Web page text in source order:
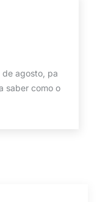
de agosto, pa
saber como o